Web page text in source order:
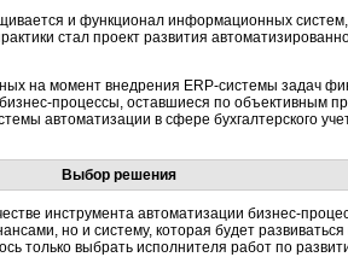
и функционал информационных
стал проект развития
на момент внедрения ERP-системы задач
процессы, оставшиеся по объективным
автоматизации в сфере бухгалтерского
Выбор решения
инструмента автоматизации бизнес-
но и систему, которая будет
только выбрать исполнителя работ по